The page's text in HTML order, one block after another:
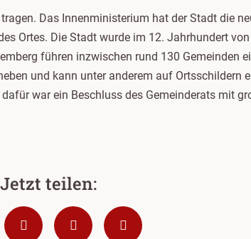
Das Innenministerium hat der Stadt die
Ortes. Die Stadt wurde im 12. Jahrhundert
führen inzwischen rund 130 Gemeinden
und kann unter anderem auf Ortsschildern
war ein Beschluss des Gemeinderats mit